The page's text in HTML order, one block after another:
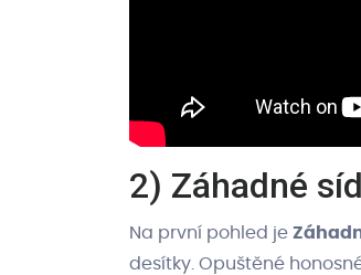
2) Záhadné
Na první pohled je
desítky. Opuštěné